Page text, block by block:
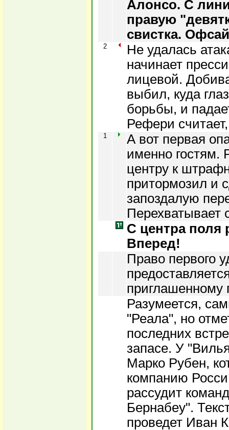
Алонсо. С
правую
свистка.
2
Не удалась
начинает
лицевой.
выбил, куда
борьбы, и
Рефери
1
А вот первая
именно гостям.
центру к
притормозил и
запоздалую
Перехватывает
С центра поля
Вперед!
Право первого
приглашенному
Разумеется,
"Реала", но
последних
запасе. У
Марко Рубен,
компанию
рассудит
Бернабеу".
проведет Иван